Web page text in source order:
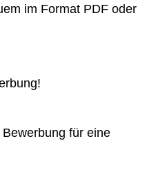
im Format PDF oder
für eine